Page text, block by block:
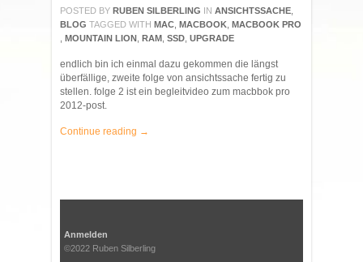
POSTED BY RUBEN SILBERLING IN ANSICHTSSACHE
BLOG TAGGED WITH MAC MACBOOK MACBOOK PRO
MOUNTAIN LION RAM SSD UPGRADE
endlich bin ich einmal dazu gekommen die längst
überfällige, zweite folge von ansichtssache fertig zu
stellen. folge 2 ist ein begleitvideo zum macbbok pro
2012-post.
Continue reading →
Anmelden
©2022 Ruben Silberling